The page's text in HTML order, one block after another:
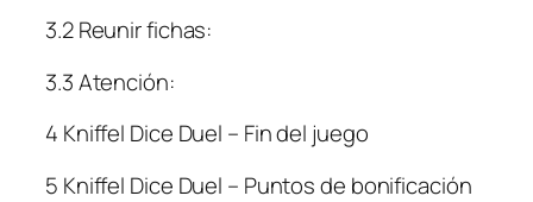
3.2 Reunir fichas:
3.3 Atención:
4 Kniffel Dice Duel – Fin del juego
5 Kniffel Dice Duel – Puntos de bonificación